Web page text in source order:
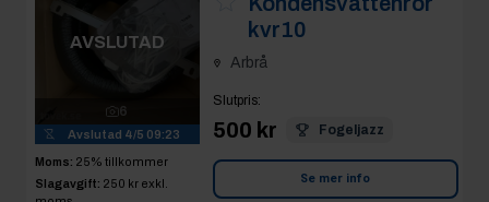
AVSLUTAD
6
Avslutad 4/5 09:23
Moms: 25% tillkommer
Slagavgift: 250 kr exkl.
kvr10
Arbrå
Slutpris:
500 kr Fogeljazz
Se mer info